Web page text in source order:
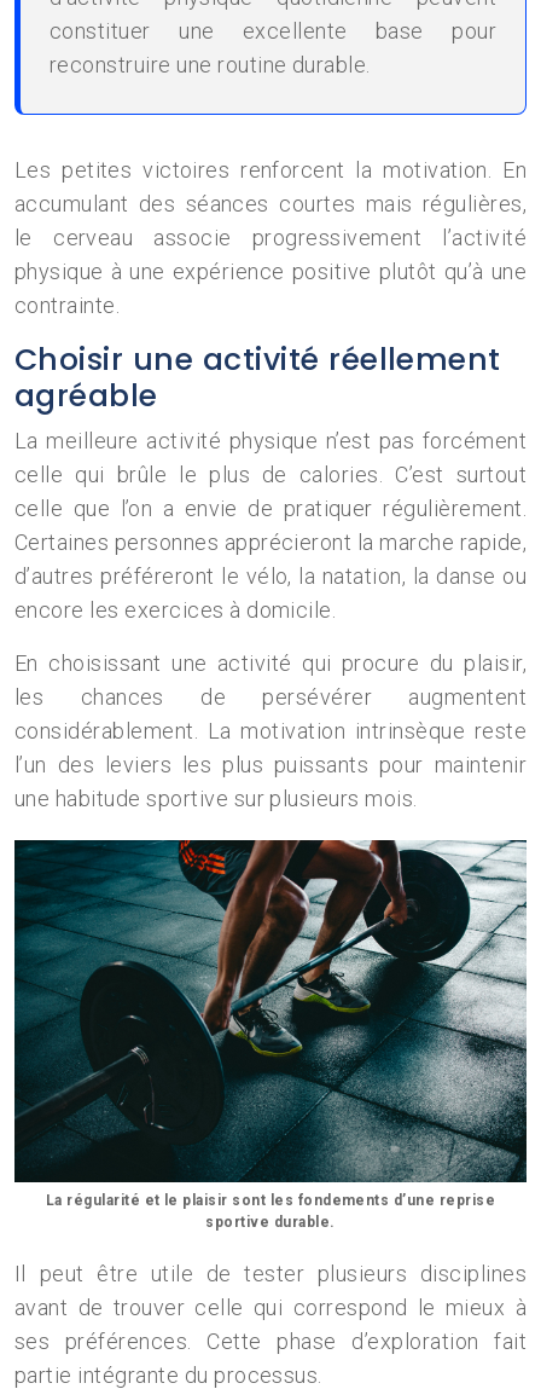
constituer une excellente base pour
reconstruire une routine durable.
Les petites victoires renforcent la motivation. En
accumulant des séances courtes mais régulières,
le cerveau associe progressivement l’activité
physique à une expérience positive plutôt qu’à une
contrainte.
Choisir une activité réellement
agréable
La meilleure activité physique n’est pas forcément
celle qui brûle le plus de calories. C’est surtout
celle que l’on a envie de pratiquer régulièrement.
Certaines personnes apprécieront la marche rapide,
d’autres préféreront le vélo, la natation, la danse ou
encore les exercices à domicile.
En choisissant une activité qui procure du plaisir,
les chances de persévérer augmentent
considérablement. La motivation intrinsèque reste
l’un des leviers les plus puissants pour maintenir
une habitude sportive sur plusieurs mois.
La régularité et le plaisir sont les fondements d’une reprise
sportive durable.
Il peut être utile de tester plusieurs disciplines
avant de trouver celle qui correspond le mieux à
ses préférences. Cette phase d’exploration fait
partie intégrante du processus.